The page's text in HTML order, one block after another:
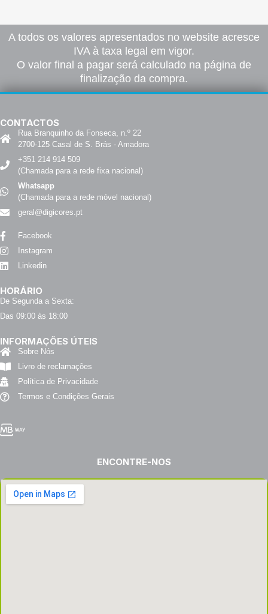
A todos os valores apresentados no website acresce
IVA à taxa legal em vigor.
O valor final a pagar será calculado na página de
finalização da compra.
CONTACTOS
Rua Branquinho da Fonseca, n.º 22
2700-125 Casal de S. Brás - Amadora
+351 214 914 509
(Chamada para a rede fixa nacional)
Whatsapp
(Chamada para a rede móvel nacional)
geral@digicores.pt
Facebook
Instagram
Linkedin
HORÁRIO
De Segunda a Sexta:
Das 09:00 às 18:00
INFORMAÇÕES ÚTEIS
Sobre Nós
Livro de reclamações
Política de Privacidade
Termos e Condições Gerais
ENCONTRE-NOS